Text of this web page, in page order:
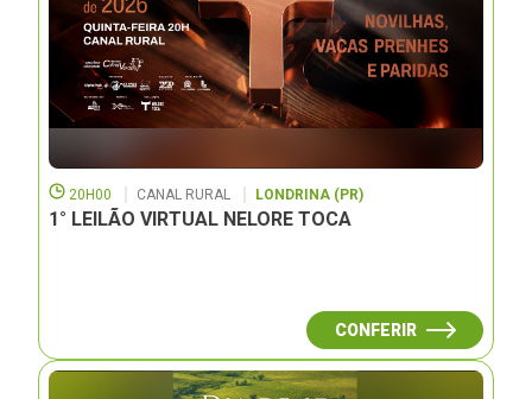
20H00 CANAL RURAL LONDRINA (PR)
1° LEILÃO VIRTUAL NELORE TOCA
CONFERIR